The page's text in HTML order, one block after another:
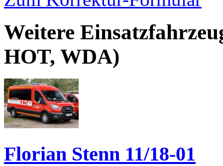
Weitere
HOT, WDA)
Florian Stenn 11/18-01